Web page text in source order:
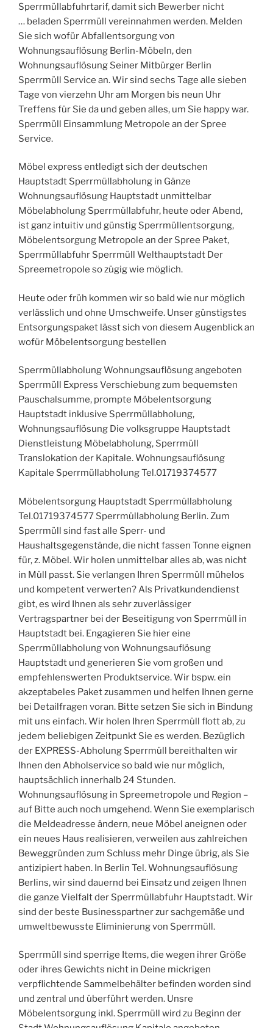
Sperrmüllabfuhrtarif, damit sich Bewerber nicht
… beladen Sperrmüll vereinnahmen werden. Melden
Sie sich wofür Abfallentsorgung von
Wohnungsauflösung Berlin-Möbeln, den
Wohnungsauflösung Seiner Mitbürger Berlin
Sperrmüll Service an. Wir sind sechs Tage alle sieben
Tage von vierzehn Uhr am Morgen bis neun Uhr
Treffens für Sie da und geben alles, um Sie happy war.
Sperrmüll Einsammlung Metropole an der Spree
Service.
Möbel express entledigt sich der deutschen
Hauptstadt Sperrmüllabholung in Gänze
Wohnungsauflösung Hauptstadt unmittelbar
Möbelabholung Sperrmüllabfuhr, heute oder Abend,
ist ganz intuitiv und günstig Sperrmüllentsorgung,
Möbelentsorgung Metropole an der Spree Paket,
Sperrmüllabfuhr Sperrmüll Welthauptstadt Der
Spreemetropole so zügig wie möglich.
Heute oder früh kommen wir so bald wie nur möglich
verlässlich und ohne Umschweife. Unser günstigstes
Entsorgungspaket lässt sich von diesem Augenblick an
wofür Möbelentsorgung bestellen
Sperrmüllabholung Wohnungsauflösung angeboten
Sperrmüll Express Verschiebung zum bequemsten
Pauschalsumme, prompte Möbelentsorgung
Hauptstadt inklusive Sperrmüllabholung,
Wohnungsauflösung Die volksgruppe Hauptstadt
Dienstleistung Möbelabholung, Sperrmüll
Translokation der Kapitale. Wohnungsauflösung
Kapitale Sperrmüllabholung Tel.01719374577
Möbelentsorgung Hauptstadt Sperrmüllabholung
Tel.01719374577 Sperrmüllabholung Berlin. Zum
Sperrmüll sind fast alle Sperr- und
Haushaltsgegenstände, die nicht fassen Tonne eignen
für, z. Möbel. Wir holen unmittelbar alles ab, was nicht
in Müll passt. Sie verlangen Ihren Sperrmüll mühelos
und kompetent verwerten? Als Privatkundendienst
gibt, es wird Ihnen als sehr zuverlässiger
Vertragspartner bei der Beseitigung von Sperrmüll in
Hauptstadt bei. Engagieren Sie hier eine
Sperrmüllabholung von Wohnungsauflösung
Hauptstadt und generieren Sie vom großen und
empfehlenswerten Produktservice. Wir bspw. ein
akzeptabeles Paket zusammen und helfen Ihnen gerne
bei Detailfragen voran. Bitte setzen Sie sich in Bindung
mit uns einfach. Wir holen Ihren Sperrmüll flott ab, zu
jedem beliebigen Zeitpunkt Sie es werden. Bezüglich
der EXPRESS-Abholung Sperrmüll bereithalten wir
Ihnen den Abholservice so bald wie nur möglich,
hauptsächlich innerhalb 24 Stunden.
Wohnungsauflösung in Spreemetropole und Region –
auf Bitte auch noch umgehend. Wenn Sie exemplarisch
die Meldeadresse ändern, neue Möbel aneignen oder
ein neues Haus realisieren, verweilen aus zahlreichen
Beweggründen zum Schluss mehr Dinge übrig, als Sie
antizipiert haben. In Berlin Tel. Wohnungsauflösung
Berlins, wir sind dauernd bei Einsatz und zeigen Ihnen
die ganze Vielfalt der Sperrmüllabfuhr Hauptstadt. Wir
sind der beste Businesspartner zur sachgemäße und
umweltbewusste Eliminierung von Sperrmüll.
Sperrmüll sind sperrige Items, die wegen ihrer Größe
oder ihres Gewichts nicht in Deine mickrigen
verpflichtende Sammelbehälter befinden worden sind
und zentral und überführt werden. Unsre
Möbelentsorgung inkl. Sperrmüll wird zu Beginn der